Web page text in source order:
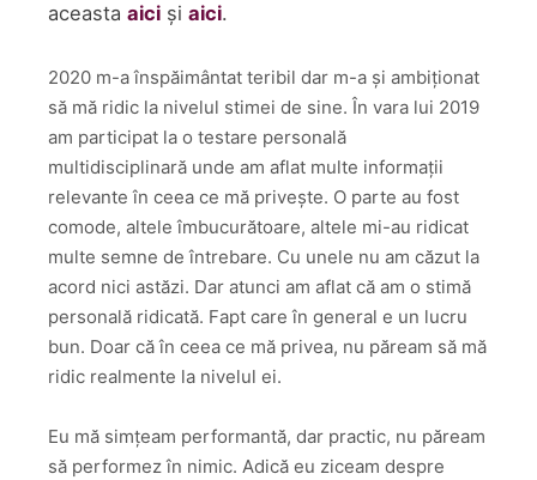
aceasta aici și aici.
2020 m-a înspăimântat teribil dar m-a și ambiționat
să mă ridic la nivelul stimei de sine. În vara lui 2019
am participat la o testare personală
multidisciplinară unde am aflat multe informații
relevante în ceea ce mă privește. O parte au fost
comode, altele îmbucurătoare, altele mi-au ridicat
multe semne de întrebare. Cu unele nu am căzut la
acord nici astăzi. Dar atunci am aflat că am o stimă
personală ridicată. Fapt care în general e un lucru
bun. Doar că în ceea ce mă privea, nu păream să mă
ridic realmente la nivelul ei.
Eu mă simțeam performantă, dar practic, nu păream
să performez în nimic. Adică eu ziceam despre